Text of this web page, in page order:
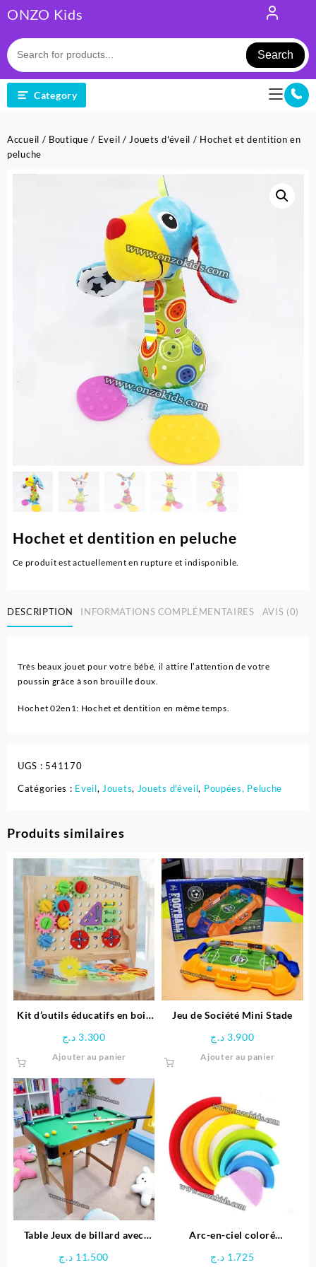
to
content
ONZO Kids
Search
Category
Accueil / Boutique / Eveil / Jouets d'éveil / Hochet et dentition en
peluche
Hochet et dentition en peluche
Ce produit est actuellement en rupture et indisponible.
DESCRIPTION INFORMATIONS COMPLÉMENTAIRES AVIS (0)
Très beaux jouet pour votre bébé, il attire l’attention de votre
poussin grâce à son brouille doux.
Hochet 02en1: Hochet et dentition en même temps.
UGS : 541170
Catégories : Eveil, Jouets, Jouets d'éveil, Poupées, Peluche
Produits similaires
Kit d’outils éducatifs en bois
3.300 د.ج
Ajouter au panier
Jeu de Société Mini Stade
3.900 د.ج
Ajouter au panier
Table Jeux de billard avec
11.500 د.ج
Arc-en-ciel coloré
1.725 د.ج